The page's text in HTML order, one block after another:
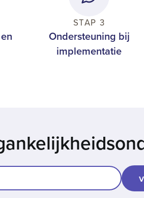
STAP 3
Ondersteuning bij
implementatie